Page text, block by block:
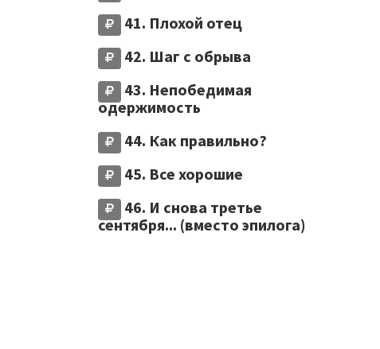
41. Плохой отец
42. Шаг с обрыва
43. Непобедимая
одержимость
44. Как правильно?
45. Все хорошие
46. И снова третье
сентября... (вместо эпилога)